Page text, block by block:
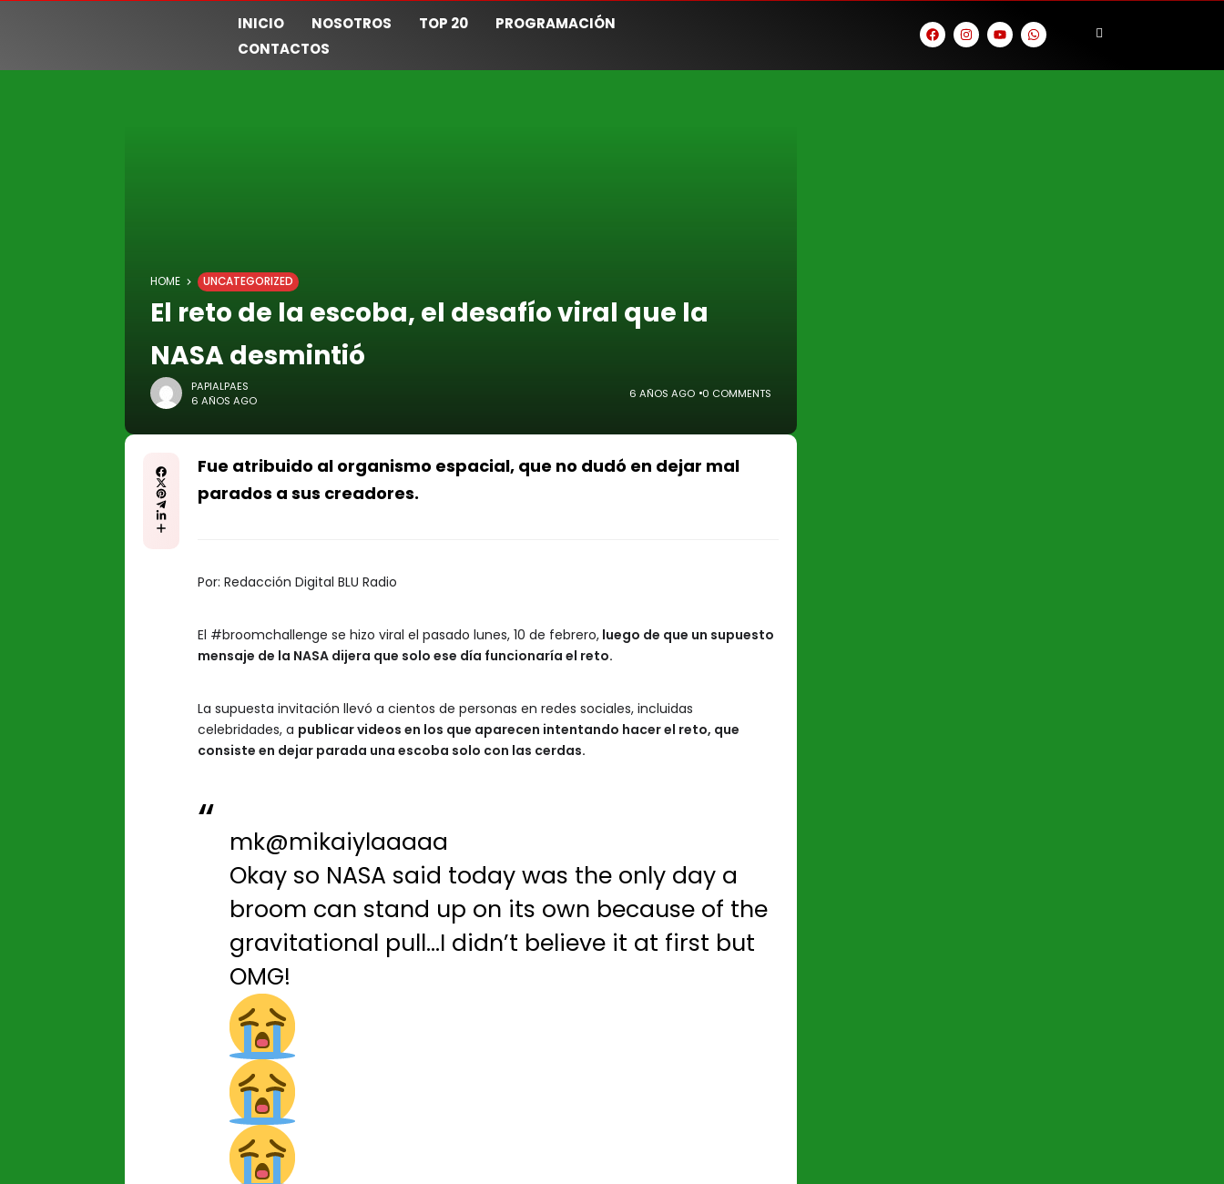
INICIO NOSOTROS TOP 20
PROGRAMACIÓN
CONTACTOS
HOME UNCATEGORIZED
El reto de la escoba, el desafío viral que la
NASA desmintió
PAPIALPAES
6 AÑOS AGO
6 AÑOS AGO 0 COMMENTS
Fue atribuido al organismo espacial, que no dudó en dejar mal
parados a sus creadores.
Por: Redacción Digital BLU Radio
El #broomchallenge se hizo viral el pasado lunes, 10 de febrero, luego de que un supuesto
mensaje de la NASA dijera que solo ese día funcionaría el reto.
La supuesta invitación llevó a cientos de personas en redes sociales, incluidas
celebridades, a publicar videos en los que aparecen intentando hacer el reto, que
consiste en dejar parada una escoba solo con las cerdas.
mk@mikaiylaaaaa
Okay so NASA said today was the only day a
broom can stand up on its own because of the
gravitational pull…I didn’t believe it at first but
OMG!